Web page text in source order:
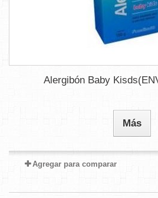
Alergibón Baby
Más
Agregar para comparar